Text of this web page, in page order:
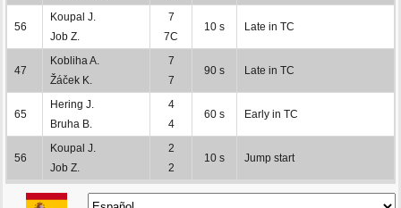
56
Koupal J.
Job Z.
7
7C
10 s Late in TC
47
Kobliha A.
Žáček K.
7
7
90 s Late in TC
65
Hering J.
Bruha B.
4
4
60 s Early in TC
56
Koupal J.
Job Z.
2
2
10 s Jump start